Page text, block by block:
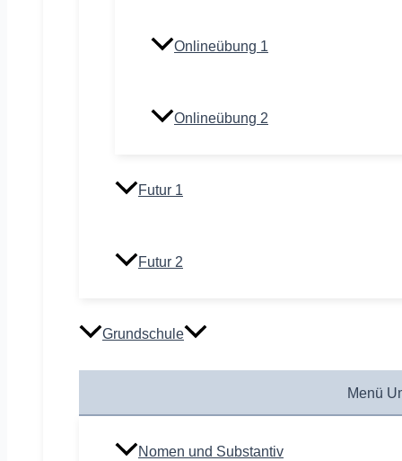
Onlineübung 1
Onlineübung 2
Futur 1
Futur 2
Grundschule
Menü
Nomen und Substantiv